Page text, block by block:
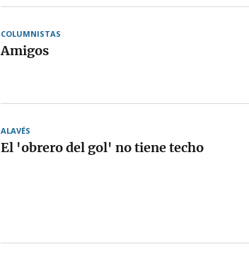
COLUMNISTAS
Amigos
ALAVÉS
El 'obrero del gol' no tiene techo